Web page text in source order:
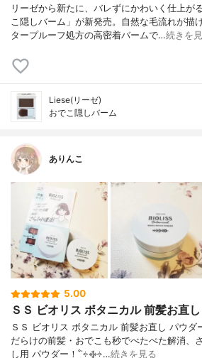
リーゼから新たに、バレずにかわいく仕上が
こ隠しバーム」が新発売。自然な毛流れが描
タープルーフ処方の高密着バームで…続きを
Liese(リーゼ)
おでこ隠しバーム
ありんこ
5.00
ＳＳ ビオリス ボタニカル 前髪お直
ＳＳ ビオリス ボタニカル 前髪お直し パウダ
だらけの前髪・おでこも秒でべたぺた解消、
し用 パウダー！˚˙༓࿇༓…続きを見る